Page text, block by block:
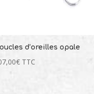
d’oreilles opale
€ TTC